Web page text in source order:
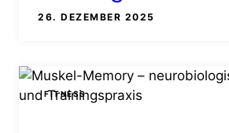
26. DEZEMBER 2025
FITNESS